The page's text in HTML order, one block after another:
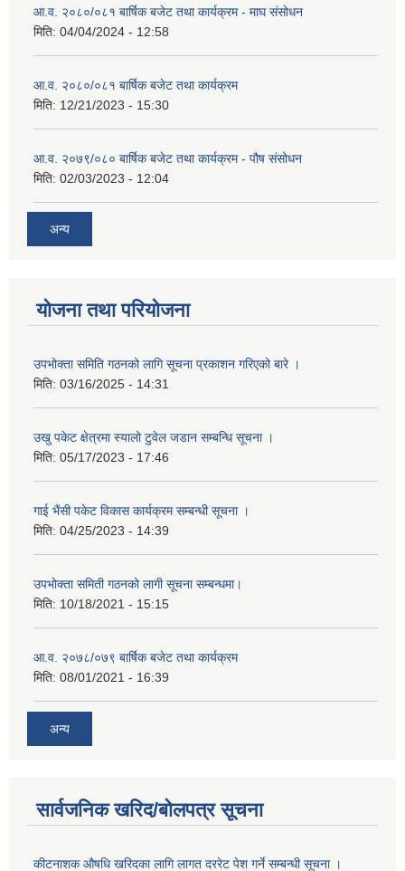
आ.व. २०८०/०८१ बार्षिक बजेट तथा कार्यक्रम - माघ संसोधन
मिति: 04/04/2024 - 12:58
आ.व. २०८०/०८१ बार्षिक बजेट तथा कार्यक्रम
मिति: 12/21/2023 - 15:30
आ.व. २०७९/०८० बार्षिक बजेट तथा कार्यक्रम - पौष संसोधन
मिति: 02/03/2023 - 12:04
अन्य
योजना तथा परियोजना
उपभोक्ता समिति गठनको लागि सूचना प्रकाशन गरिएको बारे ।
मिति: 03/16/2025 - 14:31
उखु पकेट क्षेत्रमा स्यालो टुवेल जडान सम्बन्धि सूचना ।
मिति: 05/17/2023 - 17:46
गाई भैंसी पकेट विकास कार्यक्रम सम्बन्धी सूचना ।
मिति: 04/25/2023 - 14:39
उपभोक्ता समिती गठनको लागी सूचना सम्बन्धमा।
मिति: 10/18/2021 - 15:15
आ.व. २०७८/०७९ बार्षिक बजेट तथा कार्यक्रम
मिति: 08/01/2021 - 16:39
अन्य
सार्वजनिक खरिद/बोलपत्र सूचना
कीटनाशक औषधि खरिदका लागि लागत दररेट पेश गर्ने सम्बन्धी सूचना ।